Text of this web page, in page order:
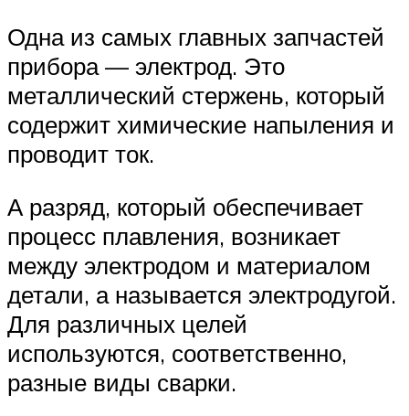
Одна из самых главных запчастей
прибора — электрод. Это
металлический стержень, который
содержит химические напыления и
проводит ток.
А разряд, который обеспечивает
процесс плавления, возникает
между электродом и материалом
детали, а называется электродугой.
Для различных целей
используются, соответственно,
разные виды сварки.